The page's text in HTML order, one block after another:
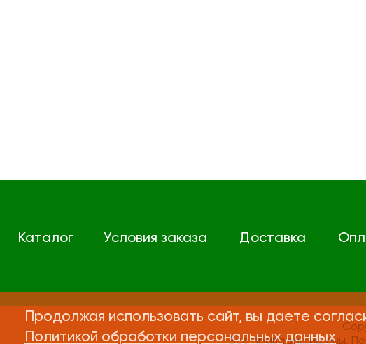
Каталог Условия заказа Доставка
Все права защищены.
Продолжая использовать сайт, вы даете
Политикой обработки персональных данных